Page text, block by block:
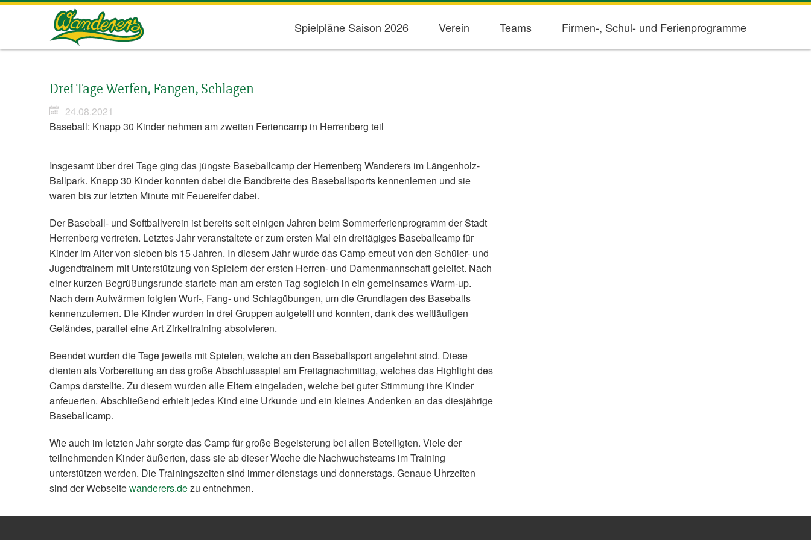
Herrenberg
Spielpläne Saison 2026 Verein Teams Firmen-, Schul- und Ferienprogramme
Drei Tage Werfen, Fangen, Schlagen
24.08.2021
Baseball: Knapp 30 Kinder nehmen am zweiten Feriencamp in Herrenberg teil
Insgesamt über drei Tage ging das jüngste Baseballcamp der Herrenberg Wanderers im Längenholz-
Ballpark. Knapp 30 Kinder konnten dabei die Bandbreite des Baseballsports kennenlernen und sie
waren bis zur letzten Minute mit Feuereifer dabei.
Der Baseball- und Softballverein ist bereits seit einigen Jahren beim Sommerferienprogramm der Stadt
Herrenberg vertreten. Letztes Jahr veranstaltete er zum ersten Mal ein dreitägiges Baseballcamp für
Kinder im Alter von sieben bis 15 Jahren. In diesem Jahr wurde das Camp erneut von den Schüler- und
Jugendtrainern mit Unterstützung von Spielern der ersten Herren- und Damenmannschaft geleitet. Nach
einer kurzen Begrüßungsrunde startete man am ersten Tag sogleich in ein gemeinsames Warm-up.
Nach dem Aufwärmen folgten Wurf-, Fang- und Schlagübungen, um die Grundlagen des Baseballs
kennenzulernen. Die Kinder wurden in drei Gruppen aufgeteilt und konnten, dank des weitläufigen
Geländes, parallel eine Art Zirkeltraining absolvieren.
Beendet wurden die Tage jeweils mit Spielen, welche an den Baseballsport angelehnt sind. Diese
dienten als Vorbereitung an das große Abschlussspiel am Freitagnachmittag, welches das Highlight des
Camps darstellte. Zu diesem wurden alle Eltern eingeladen, welche bei guter Stimmung ihre Kinder
anfeuerten. Abschließend erhielt jedes Kind eine Urkunde und ein kleines Andenken an das diesjährige
Baseballcamp.
Wie auch im letzten Jahr sorgte das Camp für große Begeisterung bei allen Beteiligten. Viele der
teilnehmenden Kinder äußerten, dass sie ab dieser Woche die Nachwuchsteams im Training
unterstützen werden. Die Trainingszeiten sind immer dienstags und donnerstags. Genaue Uhrzeiten
sind der Webseitewanderers.dezu entnehmen.